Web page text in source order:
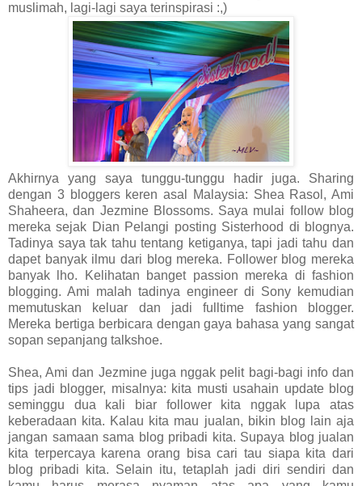
muslimah, lagi-lagi saya terinspirasi :,)
Akhirnya yang saya tunggu-tunggu hadir juga. Sharing
dengan 3 bloggers keren asal Malaysia: Shea Rasol, Ami
Shaheera, dan Jezmine Blossoms. Saya mulai follow blog
mereka sejak Dian Pelangi posting Sisterhood di blognya.
Tadinya saya tak tahu tentang ketiganya, tapi jadi tahu dan
dapet banyak ilmu dari blog mereka. Follower blog mereka
banyak lho. Kelihatan banget passion mereka di fashion
blogging. Ami malah tadinya engineer di Sony kemudian
memutuskan keluar dan jadi fulltime fashion blogger.
Mereka bertiga berbicara dengan gaya bahasa yang sangat
sopan sepanjang talkshoe.
Shea, Ami dan Jezmine juga nggak pelit bagi-bagi info dan
tips jadi blogger, misalnya: kita musti usahain update blog
seminggu dua kali biar follower kita nggak lupa atas
keberadaan kita. Kalau kita mau jualan, bikin blog lain aja
jangan samaan sama blog pribadi kita. Supaya blog jualan
kita terpercaya karena orang bisa cari tau siapa kita dari
blog pribadi kita. Selain itu, tetaplah jadi diri sendiri dan